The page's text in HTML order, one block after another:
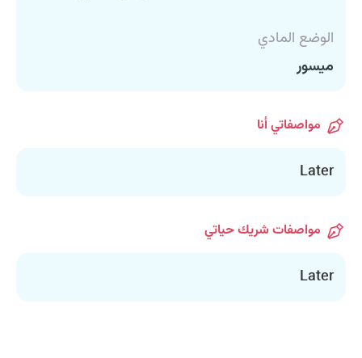
الوضع المادي
ميسور
مواصفاتي أنا
Later
مواصفات شريك حياتي
Later